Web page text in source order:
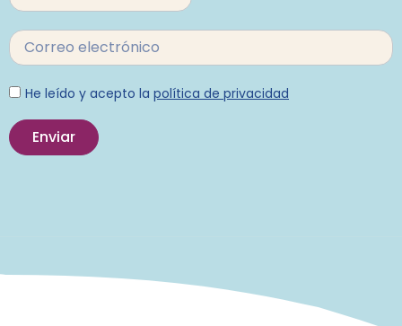
He leído y acepto la política de privacidad
Enviar